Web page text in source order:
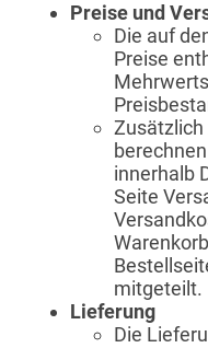
Preise und
Die auf
Preise
Zusätzlich
innerhalb
Seite
mitgeteilt.
Lieferung
Die